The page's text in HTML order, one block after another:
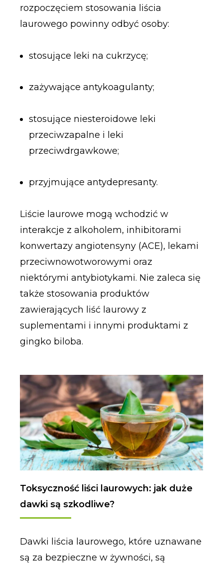
rozpoczęciem stosowania liścia
laurowego powinny odbyć osoby:
stosujące leki na cukrzycę;
zażywające antykoagulanty;
stosujące niesteroidowe leki
przeciwzapalne i leki
przeciwdrgawkowe;
przyjmujące antydepresanty.
Liście laurowe mogą wchodzić w
interakcje z alkoholem, inhibitorami
konwertazy angiotensyny (ACE), lekami
przeciwnowotworowymi oraz
niektórymi antybiotykami. Nie zaleca się
także stosowania produktów
zawierających liść laurowy z
suplementami i innymi produktami z
gingko biloba.
Toksyczność liści laurowych: jak duże
dawki są szkodliwe?
Dawki liścia laurowego, które uznawane
są za bezpieczne w żywności, są